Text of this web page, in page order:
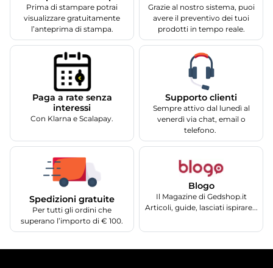
Prima di stampare potrai
visualizzare gratuitamente
l’anteprima di stampa.
Grazie al nostro sistema, puoi
avere il preventivo dei tuoi
prodotti in tempo reale.
Paga a rate senza
interessi
Con Klarna e Scalapay.
Supporto clienti
Sempre attivo dal lunedì al
venerdì via chat, email o
telefono.
Spedizioni gratuite
Per tutti gli ordini che
superano l’importo di € 100.
Blogo
Il Magazine di Gedshop.it
Articoli, guide, lasciati ispirare...